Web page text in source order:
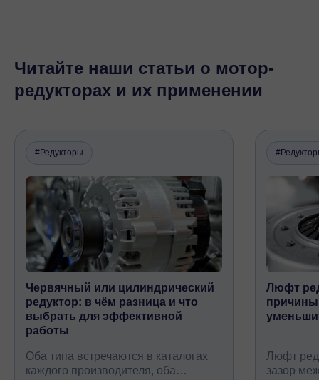
Читайте наши статьи о мотор-
редукторах и их применении
#Редукторы
Червячный или цилиндрический
редуктор: в чём разница и что
выбрать для эффективной
работы
Оба типа встречаются в каталогах
каждого производителя, оба
Люфт
Люфт
зазор
online